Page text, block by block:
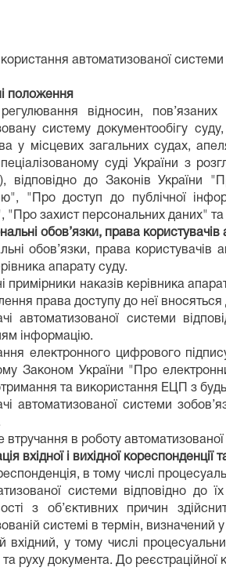
автоматизованої
положення
відносин,
систему документообігу
у місцевих загальних судах,
суді України з
відповідно до Законів
"Про доступ до публічної
"Про захист персональних даних"
обов’язки, права
обов’язки, права
апарату суду.
примірники наказів керівника
права доступу до неї
автоматизованої системи
інформацію.
електронного цифрового
Законом України "Про
та використання ЕЦП з
автоматизованої системи
втручання в роботу
вхідної і вихідної кореспонденції
в тому числі
системи відповідно до
з об’єктивних причин
системі в термін, визначений
вхідний, у тому числі
та руху документа. До